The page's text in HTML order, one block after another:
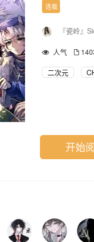
连载
『瓷岭』
人气
二次元
开始